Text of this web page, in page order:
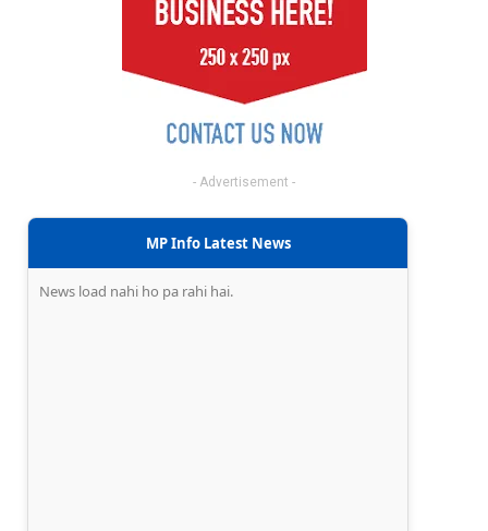
- Advertisement -
MP Info Latest News
News load nahi ho pa rahi hai.